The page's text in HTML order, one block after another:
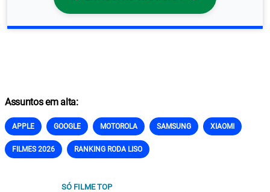
Assuntos em alta:
APPLE GOOGLE MOTOROLA SAMSUNG XIAOMI
FILMES 2026 RANKING RODA LISO
SÓ FILME TOP